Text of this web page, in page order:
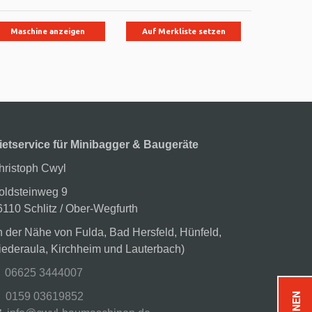
Maschine anzeigen Auf Merkliste setzen
für Minibagger & Baugeräte
Cwyl
9
Schlitz / Ober-Wegfurth
der Nähe von Fulda, Bad Hersfeld, Hünfeld,
Kirchheim und Lauterbach)
06625 3444007
0159 03619852